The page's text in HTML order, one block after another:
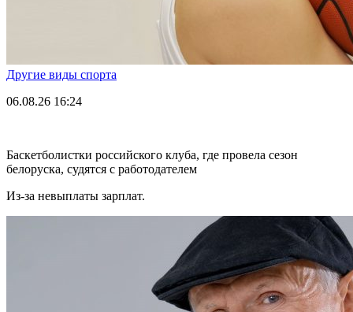
Другие виды спорта
06.08.26 16:24
Баскетболистки российского клуба, где провела сезон
белоруска, судятся с работодателем
Из-за невыплаты зарплат.